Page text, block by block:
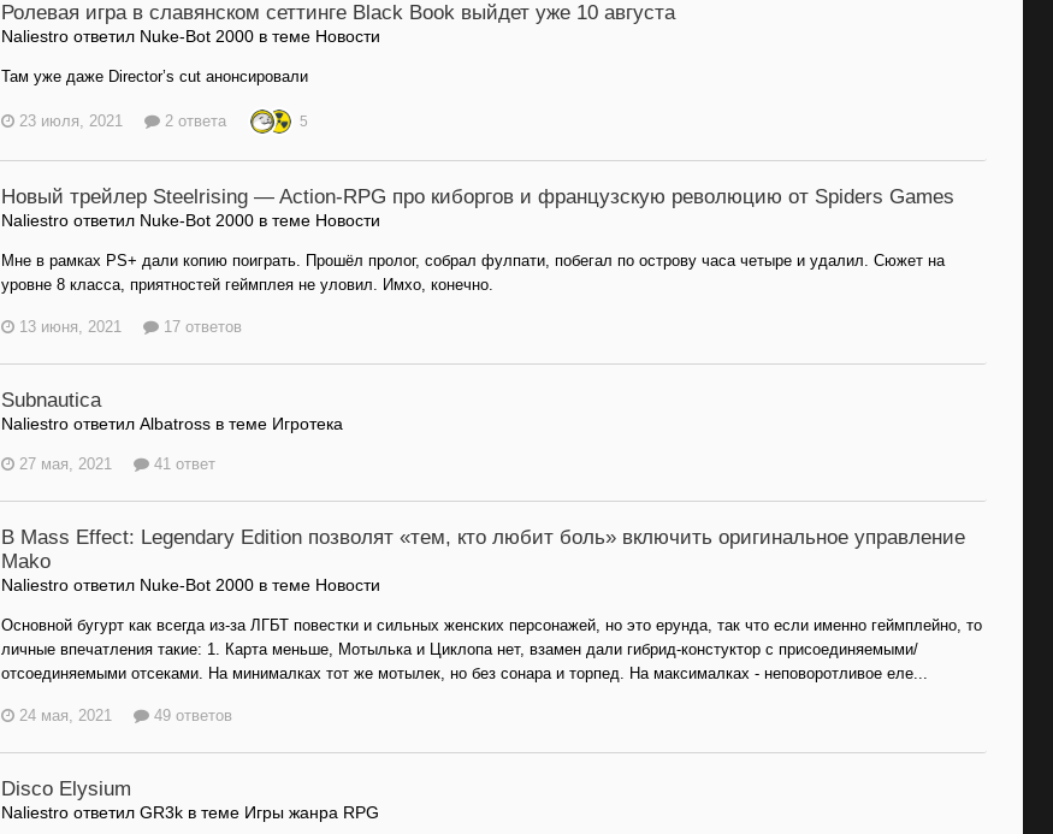
Ролевая игра в славянском сеттинге Black Book выйдет уже 10 августа
Naliestro ответил Nuke-Bot 2000 в теме Новости
Там уже даже Director’s cut анонсировали
23 июля, 2021 2 ответа 5
Новый трейлер Steelrising — Action-RPG про киборгов и французскую революцию от Spiders Games
Naliestro ответил Nuke-Bot 2000 в теме Новости
Мне в рамках PS+ дали копию поиграть. Прошёл пролог, собрал фулпати, побегал по острову часа четыре и удалил. Сюжет на
уровне 8 класса, приятностей геймплея не уловил. Имхо, конечно.
13 июня, 2021 17 ответов
Subnautica
Naliestro ответил Albatross в теме Игротека
27 мая, 2021 41 ответ
В Mass Effect: Legendary Edition позволят «тем, кто любит боль» включить оригинальное управление
Mako
Naliestro ответил Nuke-Bot 2000 в теме Новости
Основной бугурт как всегда из-за ЛГБТ повестки и сильных женских персонажей, но это ерунда, так что если именно геймплейно, то
личные впечатления такие: 1. Карта меньше, Мотылька и Циклопа нет, взамен дали гибрид-констуктор с присоединяемыми/
отсоединяемыми отсеками. На минималках тот же мотылек, но без сонара и торпед. На максималках - неповоротливое еле...
24 мая, 2021 49 ответов
Disco Elysium
Naliestro ответил GR3k в теме Игры жанра RPG